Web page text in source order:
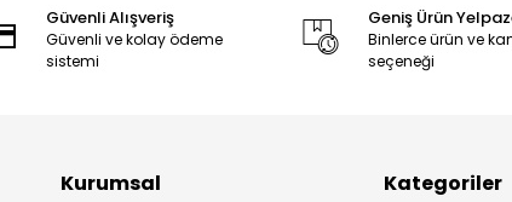
Güvenli Alışveriş
Güvenli ve kolay ödeme
sistemi
Geniş Ürün
Binlerce ürün ve
seçeneği
Kurumsal Kategoriler